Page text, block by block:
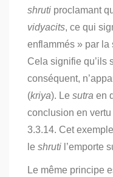
shruti proclamant
vidyacits, ce qui
enflammés » par
Cela signifie qu’ils
conséquent,
(kriya). Le sutra en
conclusion en vertu
3.3.14. Cet
le shruti l’emporte
Le même principe